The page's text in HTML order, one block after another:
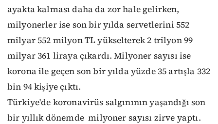
ayakta kalması daha da zor hale gelirken,
milyonerler ise son bir yılda servetlerini 552
milyar 552 milyon TL yükselterek 2 trilyon 99
milyar 361 liraya çıkardı. Milyoner sayısı ise
korona ile geçen son bir yılda yüzde 35 artışla 332
bin 94 kişiye çıktı.
Türkiye'de koronavirüs salgınının yaşandığı son
bir yıllık dönemde milyoner sayısı zirve yaptı.